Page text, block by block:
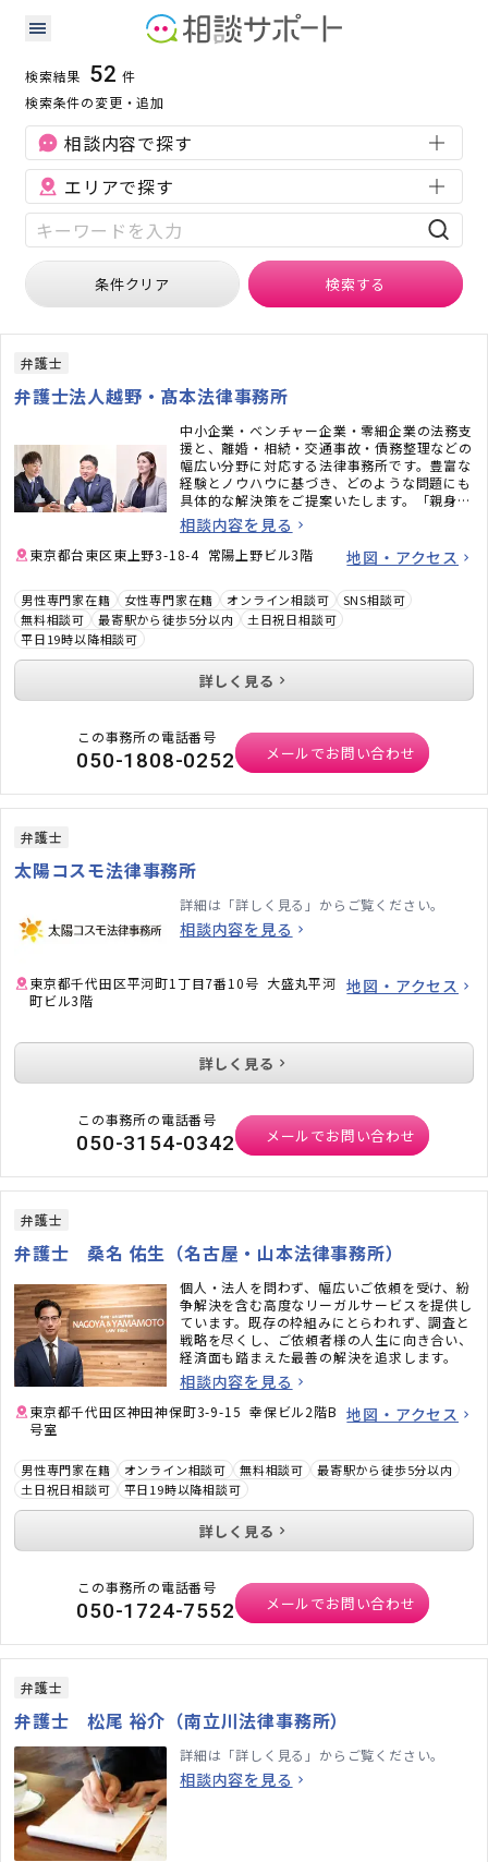
東京都の刑事事件に強い専門家の検索結果
刑事事件
検索結果 52 件
検索条件の変更・追加
相談内容で探す
エリアで探す
条件クリア 検索する
弁護士
弁護士法人越野・髙本法律事務所
中小企業・ベンチャー企業・零細企業の法務支
援と、離婚・相続・交通事故・債務整理などの
幅広い分野に対応する法律事務所です。豊富な
経験とノウハウに基づき、どのような問題にも
具体的な解決策をご提案いたします。「親身に
話を聞いてもらえた」「安心して任せられた」
と言っていただくことも多い事務所ですので、
安心してご相談ください。
相談内容を見る
東京都台東区東上野3-18-4 常陽上野ビル3階 地図・アクセス
男性専門家在籍 女性専門家在籍 オンライン相談可
SNS相談可
無料相談可
最寄駅から徒歩5分以内
土日祝日相談可
平日19時以降相談可
詳しく見る
この事務所の電話番号
050-1808-0252 メールでお問い合わせ
弁護士
太陽コスモ法律事務所
詳細は「詳しく見る」からご覧ください。
相談内容を見る
東京都千代田区平河町1丁目7番10号 大盛丸平河
町ビル3階
地図・アクセス
詳しく見る
この事務所の電話番号
050-3154-0342 メールでお問い合わせ
弁護士
弁護士 桑名 佑生（名古屋・山本法律事務所）
個人・法人を問わず、幅広いご依頼を受け、紛
争解決を含む高度なリーガルサービスを提供し
ています。既存の枠組みにとらわれず、調査と
戦略を尽くし、ご依頼者様の人生に向き合い、
経済面も踏まえた最善の解決を追求します。
相談内容を見る
東京都千代田区神田神保町3-9-15 幸保ビル2階B
号室
地図・アクセス
男性専門家在籍 オンライン相談可 無料相談可
最寄駅から徒歩5分以内
土日祝日相談可
平日19時以降相談可
詳しく見る
この事務所の電話番号
050-1724-7552 メールでお問い合わせ
弁護士
弁護士 松尾 裕介（南立川法律事務所）
詳細は「詳しく見る」からご覧ください。
相談内容を見る